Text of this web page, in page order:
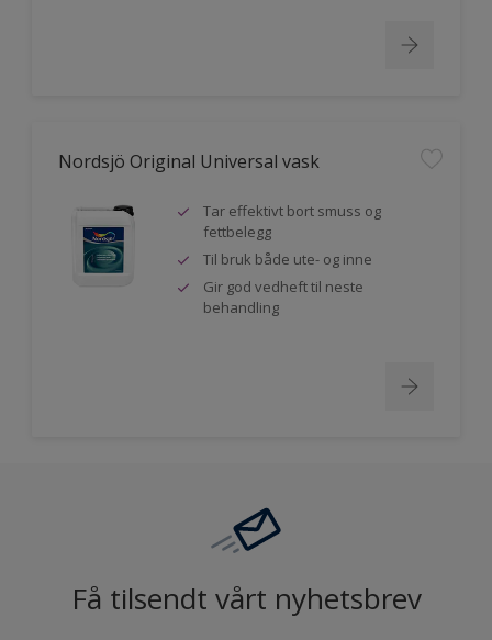
Nordsjö Original Universal vask
Tar effektivt bort smuss og
fettbelegg
Til bruk både ute- og inne
Gir god vedheft til neste
behandling
Få tilsendt vårt nyhetsbrev